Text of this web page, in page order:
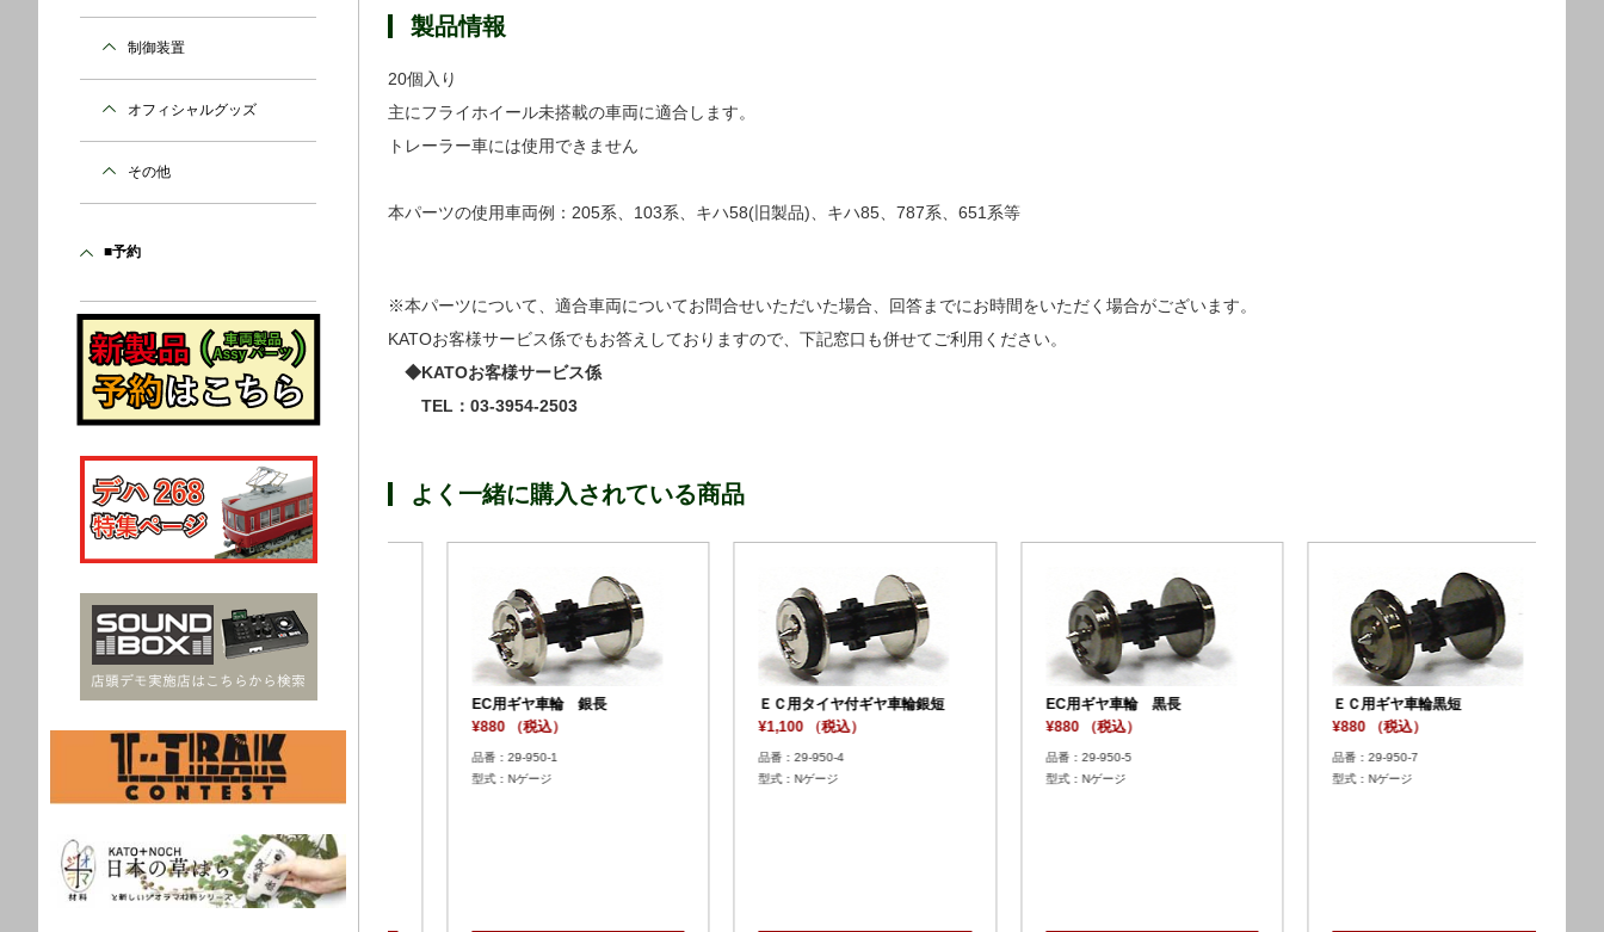
製品情報
20個入り
主にフライホイール未搭載の車両に適合します。
トレーラー車には使用できません
本パーツの使用車両例：205系、103系、キハ58(旧製品)、キハ85、787系、651系等
※本パーツについて、適合車両についてお問合せいただいた場合、回答までにお時間をいただく場合がございます。
KATOお客様サービス係でもお答えしておりますので、下記窓口も併せてご利用ください。
◆KATOお客様サービス係
TEL：03-3954-2503
よく一緒に購入されている商品
EC用ギヤ車輪 黒長
¥880 （税込）
品番：29-950-5
型式：Nゲージ
ＥＣ用ギヤ車輪黒短
¥880 （税込）
品番：29-950-7
型式：Nゲージ
ＥＣ用タイヤ付ギヤ車輪黒短
¥1,100 （税込）
品番：29-950-8
型式：Nゲージ
ＥＣ用台車集電板１４０１２
¥880 （税込）
品番：29-952-1
型式：Nゲージ
ＥＣ用台車集電板４６４１
¥880 （税込）
品番：29-952-2
型式：Nゲージ
制御装置
オフィシャルグッズ
その他
■予約